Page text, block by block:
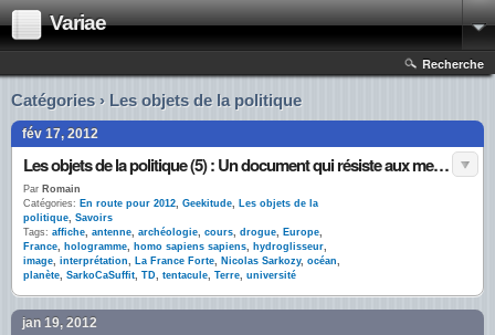
Variae
Recherche
Catégories › Les objets de la politique
fév 17, 2012
Les objets de la politique (5) : Un document qui résiste aux meilleurs spécialistes #SarkoCaSuffit
Par Romain
Catégories: En route pour 2012, Geekitude, Les objets de la
politique, Savoirs
Tags: affiche, antenne, archéologie, cours, drogue, Europe,
France, hologramme, homo sapiens sapiens, hydroglisseur,
image, interprétation, La France Forte, Nicolas Sarkozy, océan,
planète, SarkoCaSuffit, TD, tentacule, Terre, université
jan 19, 2012